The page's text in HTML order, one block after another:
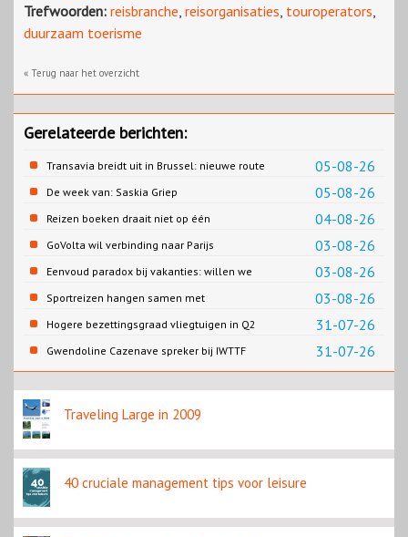
Trefwoorden: reisbranche, reisorganisaties, touroperators,
duurzaam toerisme
« Terug naar het overzicht
Gerelateerde berichten:
05-08-26
Transavia breidt uit in Brussel: nieuwe route
naar Porto
05-08-26
De week van: Saskia Griep
04-08-26
Reizen boeken draait niet op één
contentbron
03-08-26
GoVolta wil verbinding naar Parijs
03-08-26
Eenvoud paradox bij vakanties: willen we
eenvoud of toch goed verzorgd?
03-08-26
Sportreizen hangen samen met
bestemming en welzijn
31-07-26
Hogere bezettingsgraad vliegtuigen in Q2
van 2026
31-07-26
Gwendoline Cazenave spreker bij IWTTF
congres in Utrecht
Traveling Large in 2009
40 cruciale management tips voor leisure